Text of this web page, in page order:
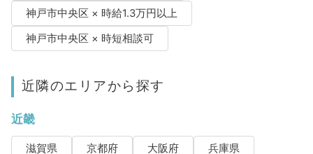
神戸市中央区 × 時給1.3万円以上
神戸市中央区 × 時短相談可
近隣のエリアから探す
近畿
滋賀県 京都府 大阪府
兵庫県